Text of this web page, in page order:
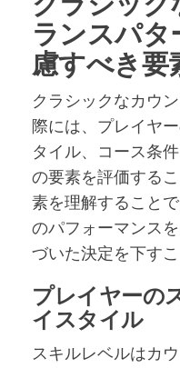
ランスパ
慮すべき要
クラシックなカウ
際には、プレイヤ
タイル、コース条
の要素を評価する
素を理解すること
のパフォーマンス
づいた決定を下すこ
プレイヤーの
イスタイル
スキルレベルはカ